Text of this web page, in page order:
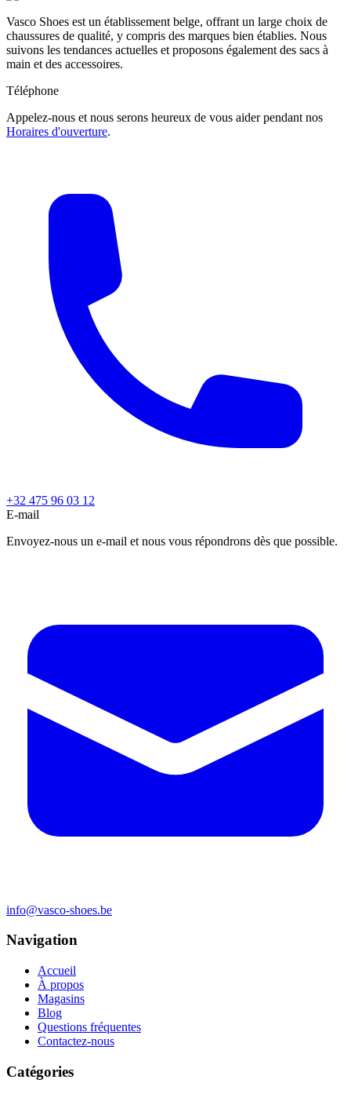
Vasco Shoes est un établissement belge, offrant un large choix de
chaussures de qualité, y compris des marques bien établies. Nous
suivons les tendances actuelles et proposons également des sacs à
main et des accessoires.
Téléphone
Appelez-nous et nous serons heureux de vous aider pendant nos
Horaires d'ouverture.
+32 475 96 03 12
E-mail
Envoyez-nous un e-mail et nous vous répondrons dès que possible.
info@vasco-shoes.be
Navigation
Accueil
À propos
Magasins
Blog
Questions fréquentes
Contactez-nous
Catégories